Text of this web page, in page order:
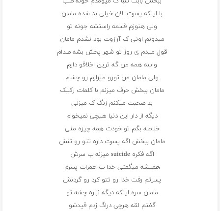
با اینکه پسرت الان خیلی بد شده مامان
ولی هنوزم قسمه راستشه جونه تو
میدونم اونی ک آرزوت بود نشدم مامان
قول میدم ی روز تو شهر پخش بشه صدام
واسه همه من گه ترین اخلاقو دارم
ولی مامان من تورو میزارم رو چشام
مامان ببخش حرف میزنم با کلمات رکیک
بد صحبت میکنم زنگ ک میزنی
دیگه از دار این دنیا هیچی نمیخوام
خلاصه بگم تو خودت همه چیزه منی
مامان ببخش اگه پسرت داره تتو رو تنش
اگه فکره suicide میزنه ب سرش
همیشه میگفتی خدا ب همرات پسرم
پسرتم رفت خدا رو تتو کرد رو‌ گردنش
مامان سره اینکه دیگه نباره چشه تو
گفتم لقه هرچی دراگ زدم قیدشو